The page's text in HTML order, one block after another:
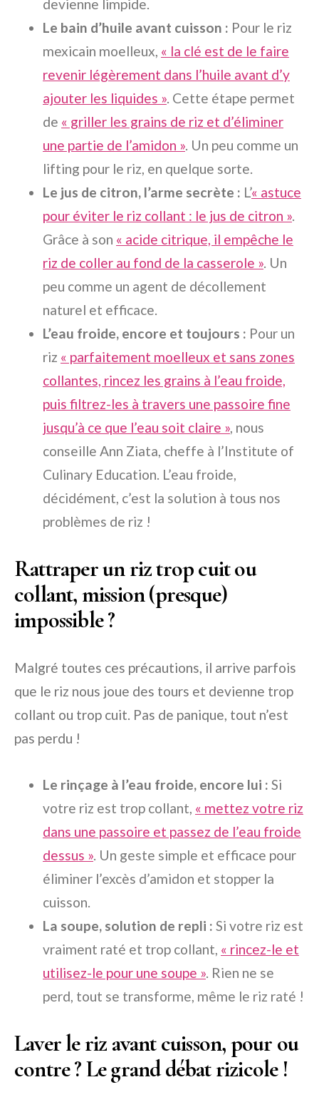
devienne limpide.
Le bain d’huile avant cuisson : Pour le riz
mexicain moelleux, « la clé est de le faire
revenir légèrement dans l’huile avant d’y
ajouter les liquides ». Cette étape permet
de « griller les grains de riz et d’éliminer
une partie de l’amidon ». Un peu comme un
lifting pour le riz, en quelque sorte.
Le jus de citron, l’arme secrète : L’« astuce
pour éviter le riz collant : le jus de citron ».
Grâce à son « acide citrique, il empêche le
riz de coller au fond de la casserole ». Un
peu comme un agent de décollement
naturel et efficace.
L’eau froide, encore et toujours : Pour un
riz « parfaitement moelleux et sans zones
collantes, rincez les grains à l’eau froide,
puis filtrez-les à travers une passoire fine
jusqu’à ce que l’eau soit claire », nous
conseille Ann Ziata, cheffe à l’Institute of
Culinary Education. L’eau froide,
décidément, c’est la solution à tous nos
problèmes de riz !
Rattraper un riz trop cuit ou
collant, mission (presque)
impossible ?
Malgré toutes ces précautions, il arrive parfois
que le riz nous joue des tours et devienne trop
collant ou trop cuit. Pas de panique, tout n’est
pas perdu !
Le rinçage à l’eau froide, encore lui : Si
votre riz est trop collant, « mettez votre riz
dans une passoire et passez de l’eau froide
dessus ». Un geste simple et efficace pour
éliminer l’excès d’amidon et stopper la
cuisson.
La soupe, solution de repli : Si votre riz est
vraiment raté et trop collant, « rincez-le et
utilisez-le pour une soupe ». Rien ne se
perd, tout se transforme, même le riz raté !
Laver le riz avant cuisson, pour ou
contre ? Le grand débat rizicole !